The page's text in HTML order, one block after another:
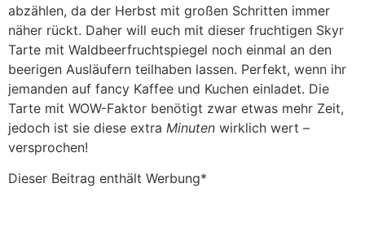
abzählen, da der Herbst mit großen Schritten immer
näher rückt. Daher will euch mit dieser fruchtigen Skyr
Tarte mit Waldbeerfruchtspiegel noch einmal an den
beerigen Ausläufern teilhaben lassen. Perfekt, wenn ihr
jemanden auf fancy Kaffee und Kuchen einladet. Die
Tarte mit WOW-Faktor benötigt zwar etwas mehr Zeit,
jedoch ist sie diese extra Minuten wirklich wert –
versprochen!
Dieser Beitrag enthält Werbung*